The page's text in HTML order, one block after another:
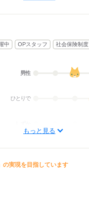
中 OPスタッフ 社会保険制度
男性
ひとりで
連
もっと見る
の実現を目指しています